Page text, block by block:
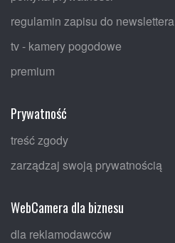
regulamin zapisu do newslettera
tv - kamery pogodowe
premium
Prywatność
treść zgody
zarządzaj swoją prywatnością
WebCamera dla biznesu
dla reklamodawców